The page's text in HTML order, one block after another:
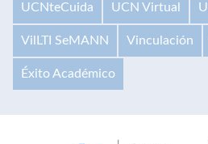
UCNteCuida UCN Virtual
VilLTI SeMANN Vinculación
Éxito Académico